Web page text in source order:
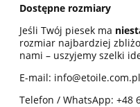
Dostępne rozmiary
Jeśli Twój piesek ma
rozmiar najbardziej
nami – uszyjemy szelki
E-mail: info@etoile.com.pl
Telefon / WhatsApp: +48